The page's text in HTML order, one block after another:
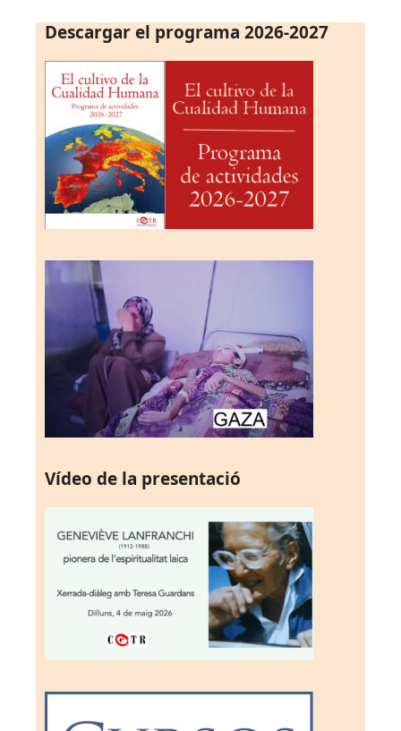
Descargar el programa 2026-2027
Vídeo de la presentació